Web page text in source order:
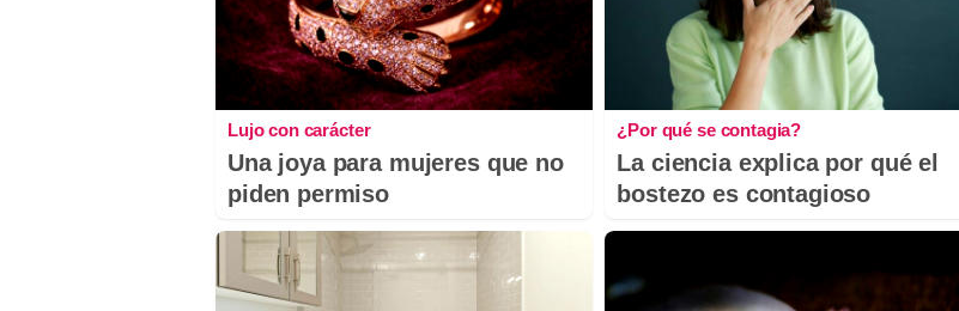
Lujo con carácter
Una joya para mujeres que no
piden permiso
¿Por qué se contagia?
La ciencia explica por qué el
bostezo es contagioso